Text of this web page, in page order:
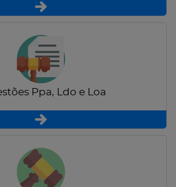
Ppa, Ldo e Loa